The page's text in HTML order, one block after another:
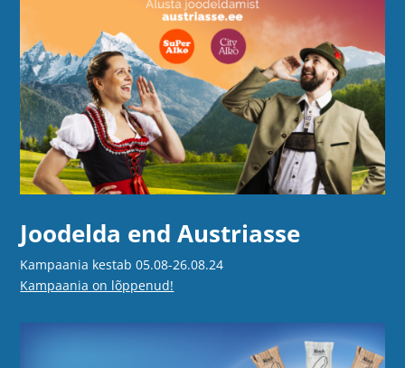
Joodelda end Austriasse
Kampaania kestab 05.08-26.08.24
Kampaania on lõppenud!